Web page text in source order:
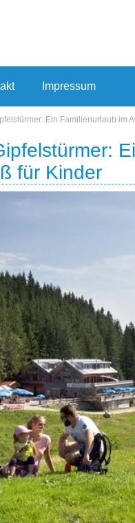
Impressum
Ein Familienurlaub im
für Kinder